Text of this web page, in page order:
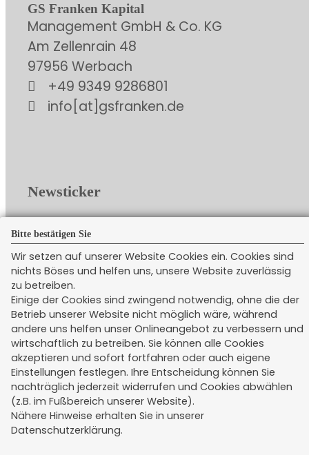
Bitte bestätigen Sie
Wir setzen auf unserer Website Cookies ein. Cookies sind
nichts Böses und helfen uns, unsere Website zuverlässig
zu betreiben.
Einige der Cookies sind zwingend notwendig, ohne die der
Betrieb unserer Website nicht möglich wäre, während
andere uns helfen unser Onlineangebot zu verbessern und
wirtschaftlich zu betreiben. Sie können alle Cookies
akzeptieren und sofort fortfahren oder auch eigene
Einstellungen festlegen. Ihre Entscheidung können Sie
nachträglich jederzeit widerrufen und Cookies abwählen
(z.B. im Fußbereich unserer Website).
Nähere Hinweise erhalten Sie in unserer
Datenschutzerklärung.
GS Franken Kapital
Management GmbH & Co. KG
Am Zellenrain 48
97956 Werbach
+49 9349 9286801
info[at]gsfranken.de
Newsticker
Rechtliches
Impressum
Erstinformation
Datenschutz
Widerruf
Kündigung
Bildnachweise
Cookie-Einstellungen